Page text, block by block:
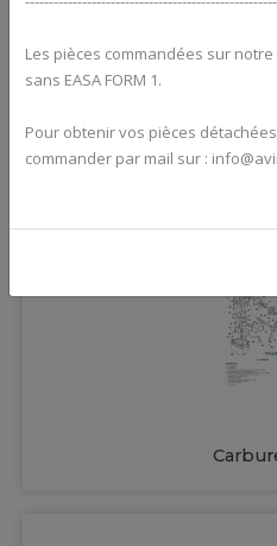
Les pièces commandées sur
sans EASA FORM 1.
Pour obtenir vos pièces
commander par mail sur :